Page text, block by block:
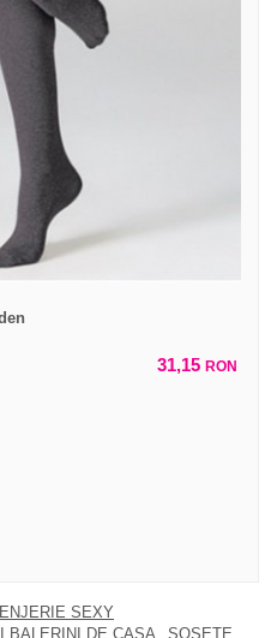
31,15 RON
SEXY
BALERINI DE CASA
SOSETE